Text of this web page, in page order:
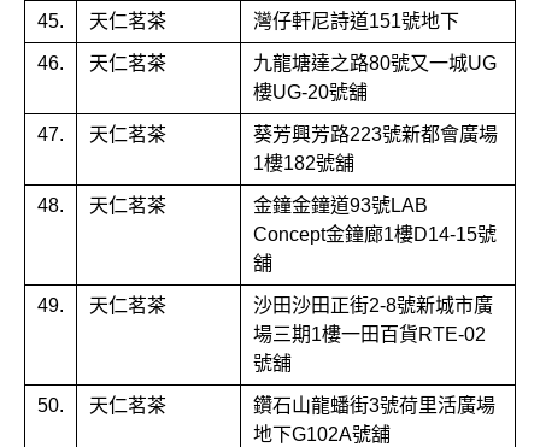
45. 天仁茗茶 灣仔軒尼詩道151號地下
46. 天仁茗茶
九龍塘達之路80號又一城UG
樓UG-20號舖
47. 天仁茗茶
葵芳興芳路223號新都會廣場
1樓182號舖
48. 天仁茗茶
金鐘金鐘道93號LAB
Concept金鐘廊1樓D14-15號
舖
49. 天仁茗茶
沙田沙田正街2-8號新城市廣
場三期1樓一田百貨RTE-02
號舖
50. 天仁茗茶
鑽石山龍蟠街3號荷里活廣場
地下G102A號舖